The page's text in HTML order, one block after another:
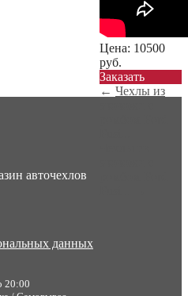
Цена: 10500
руб.
Заказать
← Чехлы из
авточехлов
данных
20:00